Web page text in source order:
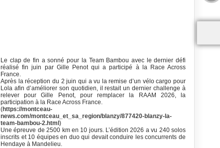
Le clap de fin a sonné pour la Team Bambou avec le dernier défi
réalisé fin juin par Gille Penot qui a participé à la Race Across
France.
Après la réception du 2 juin qui a vu la remise d’un vélo cargo pour
Lola afin d’améliorer son quotidien, il restait un dernier challenge à
relever pour Gille Penot, pour remplacer la RAAM 2026, la
participation à la Race Across France.
(https://montceau-
news.com/montceau_et_sa_region/blanzy/877420-blanzy-la-
team-bambou-2.html )
Une épreuve de 2500 km en 10 jours. L’édition 2026 a vu 240 solos
inscrits et 10 équipes en duo qui devait conduire les concurrents de
Hendaye à Mandelieu.